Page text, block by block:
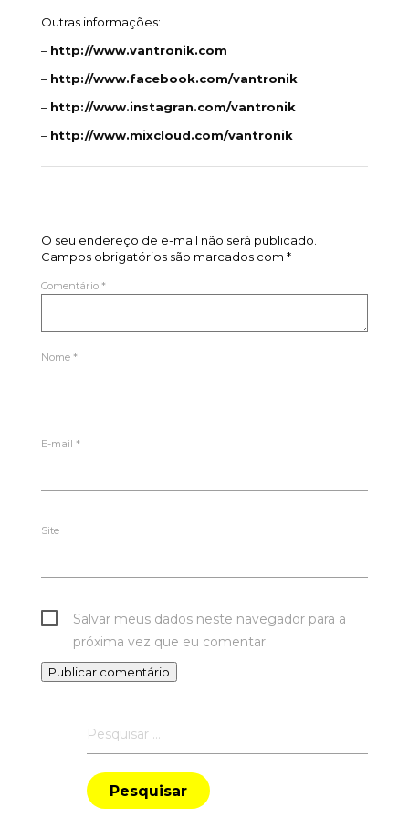
Outras informações:
– http://www.vantronik.com
– http://www.facebook.com/vantronik
– http://www.instagran.com/vantronik
– http://www.mixcloud.com/vantronik
O seu endereço de e-mail não será publicado.
Campos obrigatórios são marcados com *
Comentário *
Nome *
E-mail *
Site
Salvar meus dados neste navegador para a
próxima vez que eu comentar.
por: